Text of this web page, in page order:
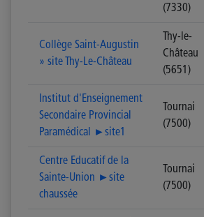
(7330)
Collège Saint-Augustin
» site Thy-Le-Château
Thy-le-
Château
(5651)
Institut d'Enseignement
Secondaire Provincial
Paramédical ►site1
Tournai
(7500)
Centre Educatif de la
Sainte-Union ►site
chaussée
Tournai
(7500)